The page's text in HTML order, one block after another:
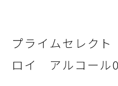
プライムセレク
ロイ アルコー